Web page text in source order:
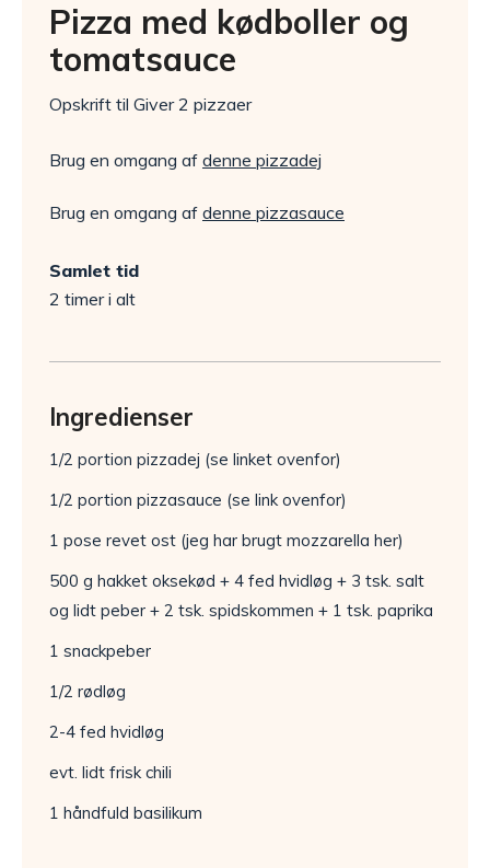
Pizza med kødboller og
tomatsauce
Opskrift til Giver 2 pizzaer
Brug en omgang af denne pizzadej
Brug en omgang af denne pizzasauce
Samlet tid
2 timer i alt
Ingredienser
1/2 portion pizzadej (se linket ovenfor)
1/2 portion pizzasauce (se link ovenfor)
1 pose revet ost (jeg har brugt mozzarella her)
500 g hakket oksekød + 4 fed hvidløg + 3 tsk. salt
og lidt peber + 2 tsk. spidskommen + 1 tsk. paprika
1 snackpeber
1/2 rødløg
2-4 fed hvidløg
evt. lidt frisk chili
1 håndfuld basilikum